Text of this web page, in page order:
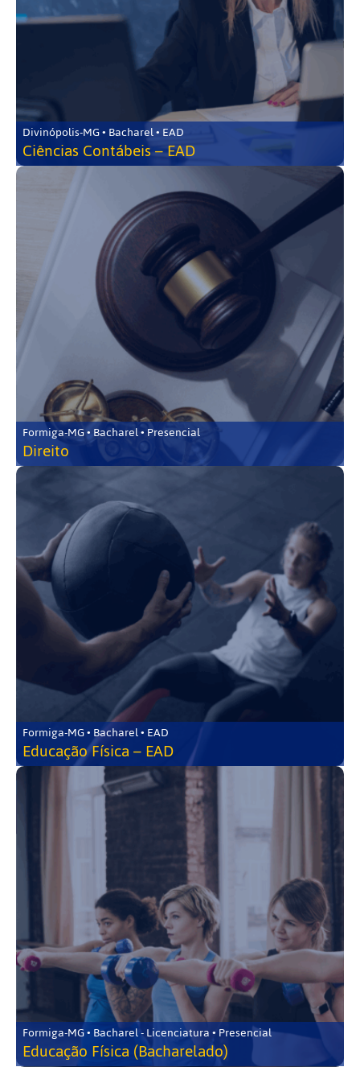
Divinópolis-MG • Bacharel • EAD
Ciências Contábeis – EAD
Formiga-MG • Bacharel • Presencial
Direito
Formiga-MG • Bacharel • EAD
Educação Física – EAD
Formiga-MG • Bacharel - Licenciatura • Presencial
Educação Física (Bacharelado)